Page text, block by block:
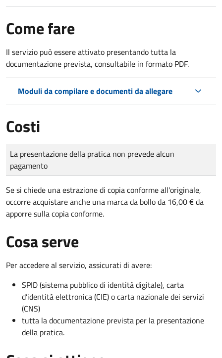
Come fare
Il servizio può essere attivato presentando tutta la
documentazione prevista, consultabile in formato PDF.
Moduli da compilare e documenti da allegare
Costi
Tipo di pagamento
Importo
La presentazione della pratica non prevede alcun
pagamento
Se si chiede una estrazione di copia conforme all'originale,
occorre acquistare anche una marca da bollo da 16,00 € da
apporre sulla copia conforme.
Cosa serve
Per accedere al servizio, assicurati di avere:
SPID (sistema pubblico di identità digitale), carta
d’identità elettronica (CIE) o carta nazionale dei servizi
(CNS)
tutta la documentazione prevista per la presentazione
della pratica.